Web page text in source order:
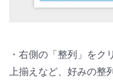
・右側の「整列」をク
上揃えなど、好みの整